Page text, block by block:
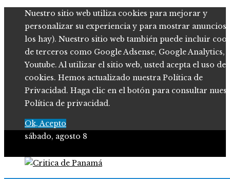
Nuestro sitio web utiliza cookies para mejorar y
personalizar su experiencia y para mostrar anuncios
los hay). Nuestro sitio web también puede incluir
de terceros como Google Adsense, Google Analytics,
Youtube. Al utilizar el sitio web, usted acepta el uso de
cookies. Hemos actualizado nuestra Política de
Privacidad. Haga clic en el botón para consultar
Política de privacidad.
Ok, Acepto
sábado, agosto 8